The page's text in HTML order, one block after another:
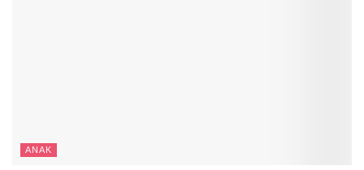
ANAK